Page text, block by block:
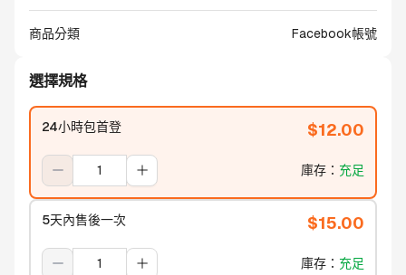
商品分類 Facebook帳號
選擇規格
24小時包首登 $12.00
庫存 ： 充足
5天內售後一次 $15.00
庫存 ： 充足